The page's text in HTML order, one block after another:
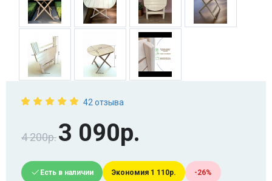
42 отзыва
4 200р.3 090р.
Есть в наличии Экономия 1 110р. -26%